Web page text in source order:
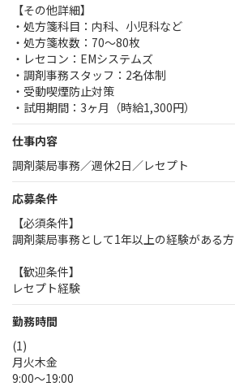
【その他詳細】
・処方箋科目：内科、小児科など
・処方箋枚数：70～80枚
・レセコン：EMシステムズ
・調剤事務スタッフ：2名体制
・受動喫煙防止対策
・試用期間：3ヶ月（時給1,300円）
仕事内容
調剤薬局事務／週休2日／レセプト
応募条件
【必須条件】
調剤薬局事務として1年以上の経験がある方
【歓迎条件】
レセプト経験
勤務時間
(1)
月火木金
9:00～19:00